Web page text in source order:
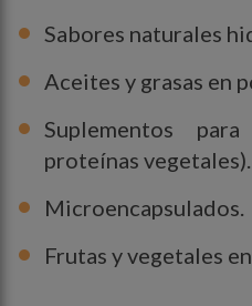
Sabores naturales
Aceites y grasas en
Suplementos
proteínas vegetales).
Microencapsulados.
Frutas y vegetales